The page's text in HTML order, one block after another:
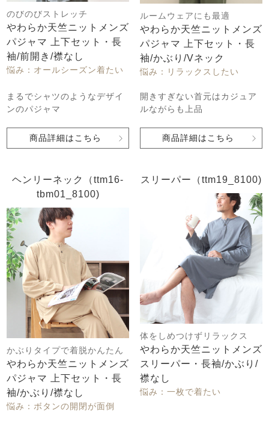
のびのびストレッチ
やわらか天竺ニットメンズ
パジャマ 上下セット・長
袖/前開き/襟なし
悩み：オールシーズン着たい
まるでシャツのようなデザイ
ンのパジャマ
商品詳細はこちら
ルームウェアにも最適
やわらか天竺ニットメンズ
パジャマ 上下セット・長
袖/かぶり/Vネック
悩み：リラックスしたい
開きすぎない首元はカジュア
ルながらも上品
商品詳細はこちら
ヘンリーネック（ttm16-
tbm01_8100)
かぶりタイプで着脱かんたん
やわらか天竺ニットメンズ
パジャマ 上下セット・長
袖/かぶり/襟なし
悩み：ボタンの開閉が面倒
スリーパー（ttm19_8100)
体をしめつけずリラックス
やわらか天竺ニットメンズ
スリーパー・長袖/かぶり/
襟なし
悩み：一枚で着たい